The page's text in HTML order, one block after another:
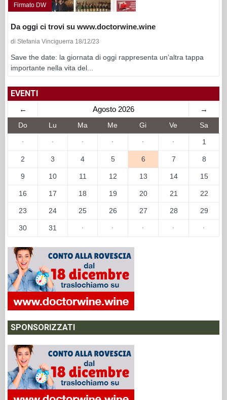
Firmato DW
Da oggi ci trovi su www.doctorwine.wine
di Stefania Vinciguerra 18/12/23
Save the date: la giornata di oggi rappresenta un’altra tappa
importante nella vita del...
EVENTI
← Agosto 2026 →
Do Lu Ma Me Gi Ve Sa
· · · · · · 1
2 3 4 5 6 7 8
9 10 11 12 13 14 15
16 17 18 19 20 21 22
23 24 25 26 27 28 29
30 31 · · · · ·
SPONSORIZZATI